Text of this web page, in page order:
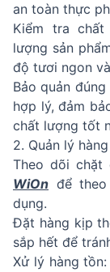
an toàn thực
Kiểm tra
lượng sản
độ tươi ngon
Bảo quản
hợp lý, đảm
chất lượng tốt
2. Quản lý
Theo dõi chặt
WiOn để
dụng.
Đặt hàng kịp
sắp hết để
Xử lý hàng